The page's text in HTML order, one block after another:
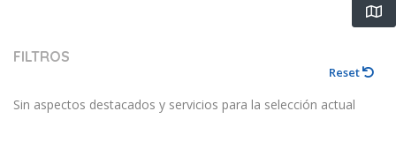
FILTROS
Reset
Sin aspectos destacados y servicios para la selección actual